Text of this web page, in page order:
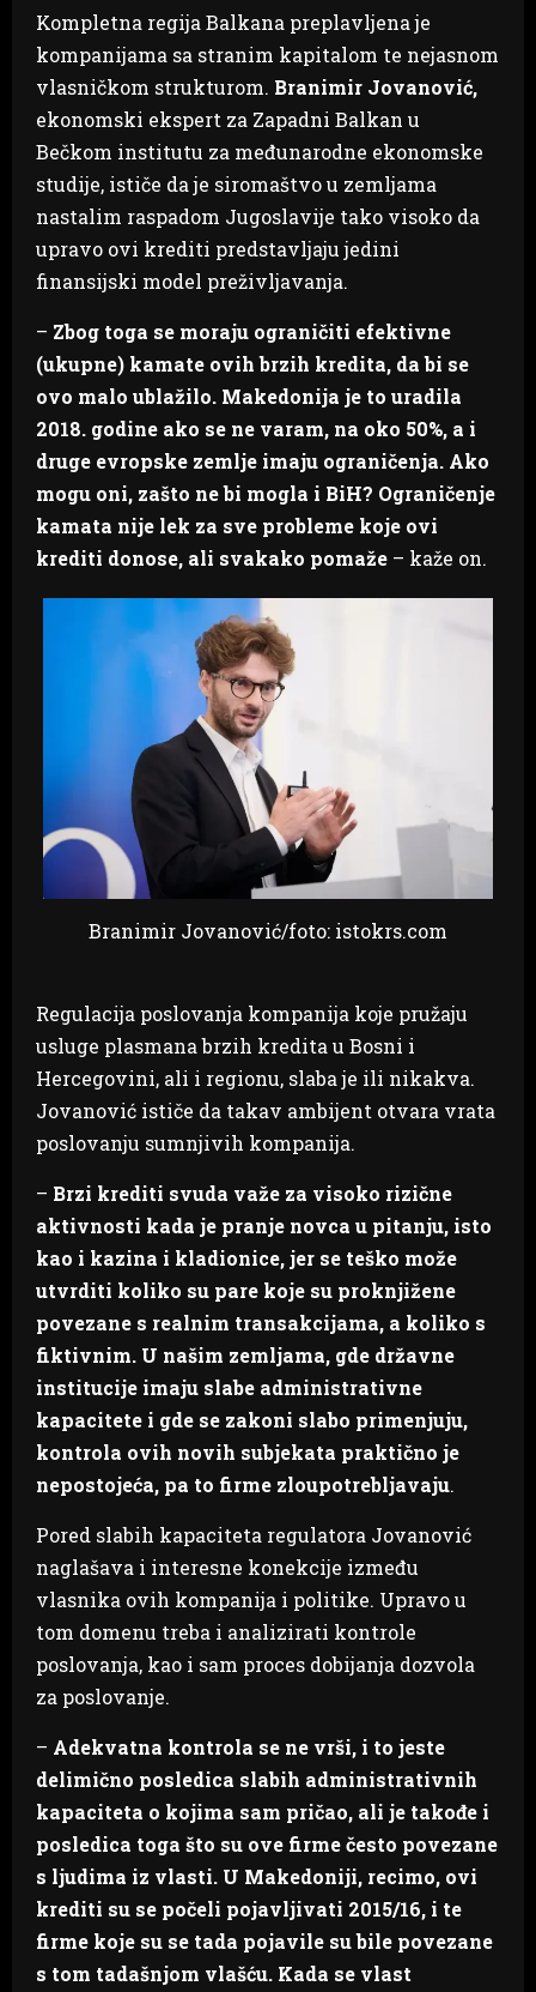
Kompletna regija Balkana preplavljena je
kompanijama sa stranim kapitalom te nejasnom
vlasničkom strukturom. Branimir Jovanović,
ekonomski ekspert za Zapadni Balkan u
Bečkom institutu za međunarodne ekonomske
studije, ističe da je siromaštvo u zemljama
nastalim raspadom Jugoslavije tako visoko da
upravo ovi krediti predstavljaju jedini
finansijski model preživljavanja.
– Zbog toga se moraju ograničiti efektivne
(ukupne) kamate ovih brzih kredita, da bi se
ovo malo ublažilo. Makedonija je to uradila
2018. godine ako se ne varam, na oko 50%, a i
druge evropske zemlje imaju ograničenja. Ako
mogu oni, zašto ne bi mogla i BiH? Ograničenje
kamata nije lek za sve probleme koje ovi
krediti donose, ali svakako pomaže – kaže on.
Branimir Jovanović/foto: istokrs.com
Regulacija poslovanja kompanija koje pružaju
usluge plasmana brzih kredita u Bosni i
Hercegovini, ali i regionu, slaba je ili nikakva.
Jovanović ističe da takav ambijent otvara vrata
poslovanju sumnjivih kompanija.
– Brzi krediti svuda važe za visoko rizične
aktivnosti kada je pranje novca u pitanju, isto
kao i kazina i kladionice, jer se teško može
utvrditi koliko su pare koje su proknjižene
povezane s realnim transakcijama, a koliko s
fiktivnim. U našim zemljama, gde državne
institucije imaju slabe administrativne
kapacitete i gde se zakoni slabo primenjuju,
kontrola ovih novih subjekata praktično je
nepostojeća, pa to firme zloupotrebljavaju.
Pored slabih kapaciteta regulatora Jovanović
naglašava i interesne konekcije između
vlasnika ovih kompanija i politike. Upravo u
tom domenu treba i analizirati kontrole
poslovanja, kao i sam proces dobijanja dozvola
za poslovanje.
– Adekvatna kontrola se ne vrši, i to jeste
delimično posledica slabih administrativnih
kapaciteta o kojima sam pričao, ali je takođe i
posledica toga što su ove firme često povezane
s ljudima iz vlasti. U Makedoniji, recimo, ovi
krediti su se počeli pojavljivati 2015/16, i te
firme koje su se tada pojavile su bile povezane
s tom tadašnjom vlašću. Kada se vlast